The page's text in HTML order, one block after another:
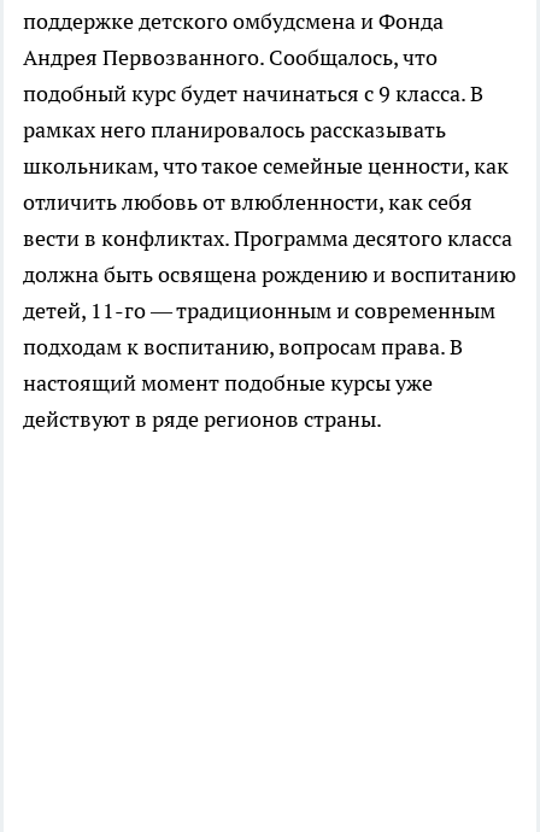
поддержке детского омбудсмена и Фонда
Андрея Первозванного. Сообщалось, что
подобный курс будет начинаться с 9 класса. В
рамках него планировалось рассказывать
школьникам, что такое семейные ценности, как
отличить любовь от влюбленности, как себя
вести в конфликтах. Программа десятого класса
должна быть освящена рождению и воспитанию
детей, 11-го — традиционным и современным
подходам к воспитанию, вопросам права. В
настоящий момент подобные курсы уже
действуют в ряде регионов страны.